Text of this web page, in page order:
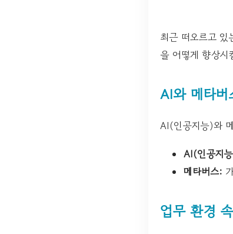
최근 떠오르고
을 어떻게 향상시
AI와 메타버
AI(인공지능)와
AI(인공지
메타버스:
업무 환경